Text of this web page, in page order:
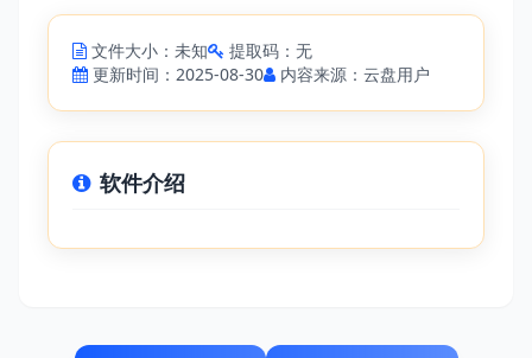
文件大小：未知
提取码：无
更新时间：2025-08-30
内容来源：云盘用户
软件介绍